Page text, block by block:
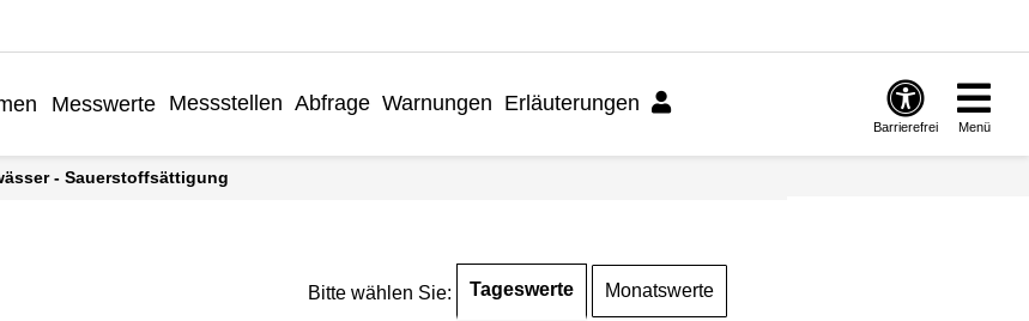
Messwerte Messstellen Abfrage Warnungen Erläuterungen
Barrierefrei Menü
- Sauerstoffsättigung
Bitte wählen Sie: Tageswerte Monatswerte